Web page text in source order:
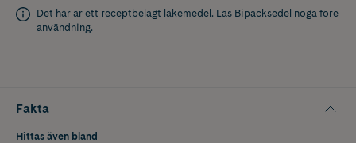
Det här är ett receptbelagt läkemedel. Läs Bipacksedel noga före
användning.
Fakta
Hittas även bland